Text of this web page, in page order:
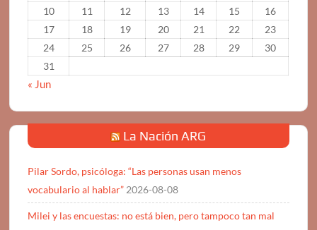
10
11 12 13 14 15
16
17
18 19 20 21 22
23
24
25 26 27 28 29
30
31
« Jun
La Nación ARG
Pilar Sordo, psicóloga: “Las personas usan menos
vocabulario al hablar” 2026-08-08
Milei y las encuestas: no está bien, pero tampoco tan mal